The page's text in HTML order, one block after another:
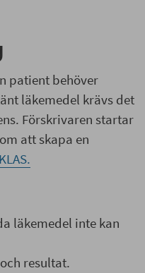
patient behöver
läkemedel krävs det
Förskrivaren startar
att skapa en
läkemedel inte kan
resultat.